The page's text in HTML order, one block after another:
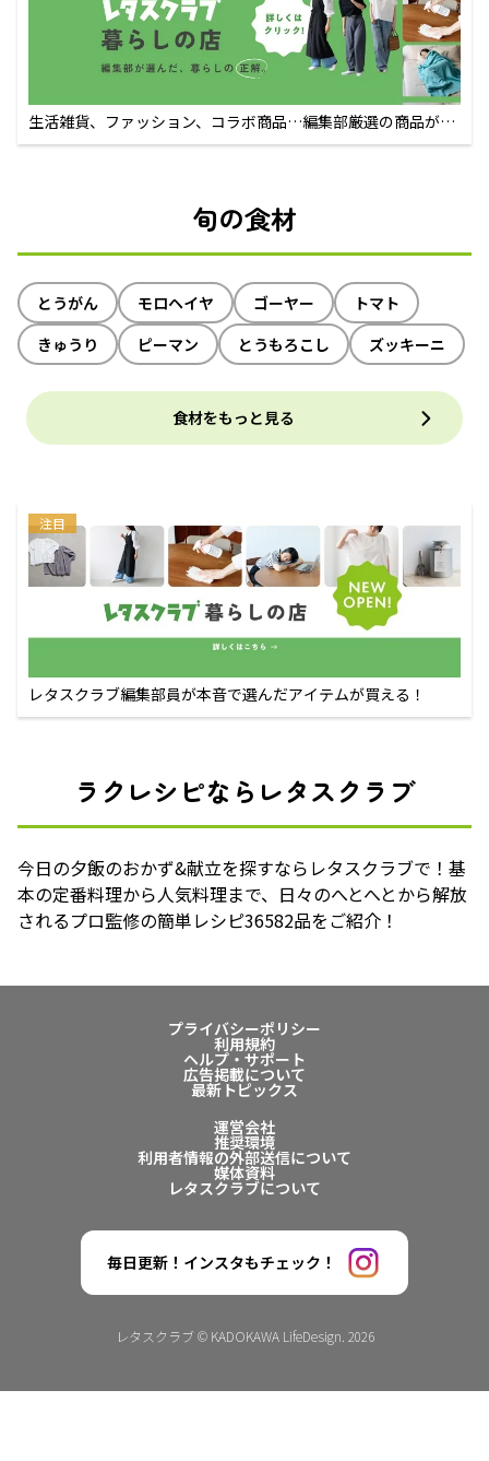
生活雑貨、ファッション、コラボ商品…編集部厳選の商品が買
えるECサイト
旬の食材
とうがん モロヘイヤ ゴーヤー
トマト
きゅうり
ピーマン とうもろこし ズッキーニ
食材をもっと見る
注目
レタスクラブ編集部員が本音で選んだアイテムが買える！
ラクレシピならレタスクラブ
今日の夕飯のおかず&献立を探すならレタスクラブで！基
本の定番料理から人気料理まで、日々のへとへとから解放
されるプロ監修の簡単レシピ36582品をご紹介！
プライバシーポリシー
利用規約
ヘルプ・サポート
広告掲載について
最新トピックス
運営会社
推奨環境
利用者情報の外部送信について
媒体資料
レタスクラブについて
毎日更新！インスタもチェック！
レタスクラブ © KADOKAWA LifeDesign. 2026